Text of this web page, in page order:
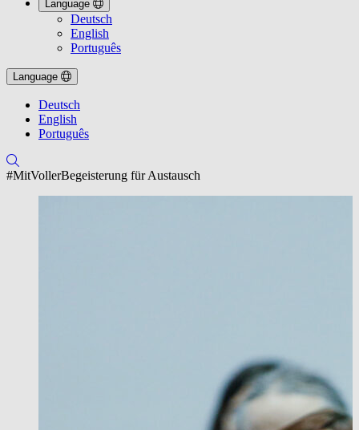
Language
Deutsch
English
Português
Language
Deutsch
English
Português
#MitVollerBegeisterung für Austausch